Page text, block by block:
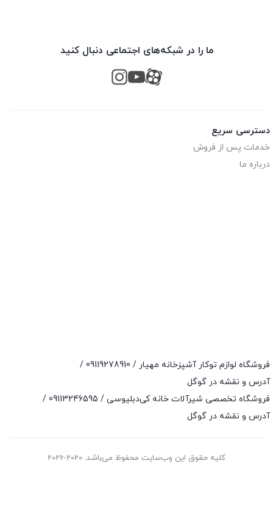
ما را در شبکه‌های اجتماعی دنبال کنید
دسترسی سریع
خدمات پس از فروش
درباره ما
فروشگاه لوازم توکار آشپزخانه مهیار / 09119278910
/
آدرس و نقشه در گوگل
فروشگاه تخصصی شیرآلات خانه کی‌دبلیوسی / 09113246595
/
آدرس و نقشه در گوگل
کلیه حقوق این وب‌سایت محفوظ می‌باشد. 2020-2026